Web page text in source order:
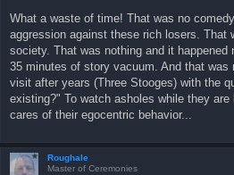
i
t
r
a
g
What a waste of time! That was no
aggression against these rich losers. That
society. That was nothing and it
35 minutes of story vacuum. And that
visit after years (Three Stooges) with the
existing?" To watch asholes while they
cares of their egocentric behavior...
Roughale
Master of Ceremonies